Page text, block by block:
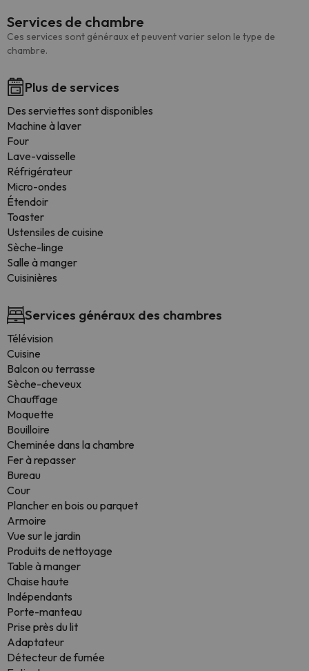
Services de chambre
Ces services sont généraux et peuvent varier selon le type de
chambre.
Plus de services
Des serviettes sont disponibles
Machine à laver
Four
Lave-vaisselle
Réfrigérateur
Micro-ondes
Étendoir
Toaster
Ustensiles de cuisine
Sèche-linge
Salle à manger
Cuisinières
Services généraux des chambres
Télévision
Cuisine
Balcon ou terrasse
Sèche-cheveux
Chauffage
Moquette
Bouilloire
Cheminée dans la chambre
Fer à repasser
Bureau
Cour
Plancher en bois ou parquet
Armoire
Vue sur le jardin
Produits de nettoyage
Table à manger
Chaise haute
Indépendants
Porte-manteau
Prise près du lit
Adaptateur
Détecteur de fumée